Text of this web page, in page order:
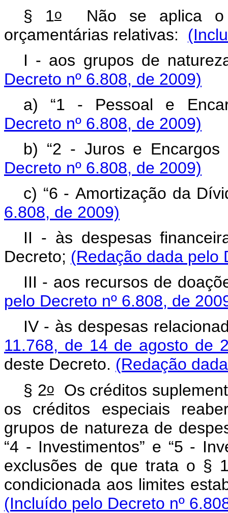
§ 1oNão se aplica o
orçamentárias relativas:
I - aos grupos de
Decreto nº 6.808, de 2009)
a) “1 - Pessoal e
Decreto nº 6.808, de 2009)
b) “2 - Juros e
Decreto nº 6.808, de 2009)
c) “6 - Amortização da
6.808, de 2009)
II - às despesas
Decreto; (Redação dada pelo
III - aos recursos de
pelo Decreto nº 6.808, de
IV - às despesas
11.768, de 14 de agosto de
deste Decreto. (Redação
§ 2oOs créditos
os créditos especiais
grupos de natureza de
“4 - Investimentos” e “5 -
exclusões de que trata o §
condicionada aos limites
(Incluído pelo Decreto nº